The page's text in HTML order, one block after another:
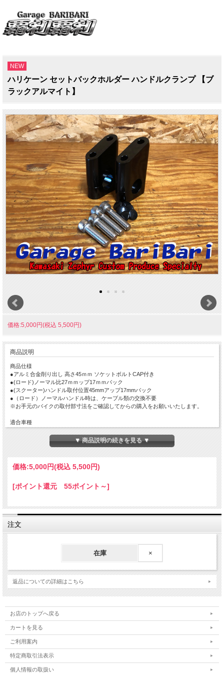
NEW
ハリケーン セットバックホルダー ハンドルクランプ 【ブ
ラックアルマイト】
価格:5,000円(税込 5,500円)
商品説明
商品仕様
●アルミ合金削り出し 高さ45ｍｍ ソケットボルトCAP付き
●(ロード)ノーマル比27ｍｍップ17ｍｍバック
●(スクーター)ハンドル取付位置45mmアップ17mmバック
●（ロード）ノーマルハンドル時は、ケーブル類の交換不要
※お手元のバイクの取付部寸法をご確認してからの購入をお願いいたします。
適合車種
・シルバーウィング600（01-08 PF01）(同社ステムカバー装着不可)
・シルバーウィング400（01-08 NF01）(同社ステムカバー装着不可)
・PS250（04-07 MF09）
・フォルツァ/TypeX/S（00-03 MF06）(同社ステムカバー装着不可)
・グランドマジェスティ400（05-07 SH04J）
・グランドマジェスティ250（04-07 SG15J）
・マジェスティ250/SV/C（95-17）
・ゼファー750/RS（91-07）
・ゼファー400/χ（89-08 ZR400C）
・バリオス/Ⅱ（91-07 ZR250A/B）
▼ 商品説明の続きを見る ▼
価格:5,000円(税込 5,500円)
[ポイント還元 55ポイント～]
注文
在庫 ×
返品についての詳細はこちら
お店のトップへ戻る
カートを見る
ご利用案内
特定商取引法表示
個人情報の取扱い